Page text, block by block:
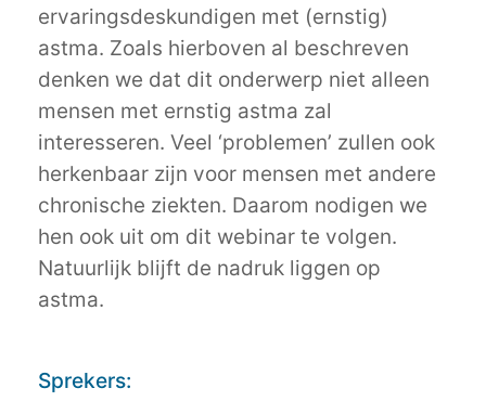
ervaringsdeskundigen met (ernstig)
astma. Zoals hierboven al beschreven
denken we dat dit onderwerp niet alleen
mensen met ernstig astma zal
interesseren. Veel ‘problemen’ zullen ook
herkenbaar zijn voor mensen met andere
chronische ziekten. Daarom nodigen we
hen ook uit om dit webinar te volgen.
Natuurlijk blijft de nadruk liggen op
astma.
Sprekers: